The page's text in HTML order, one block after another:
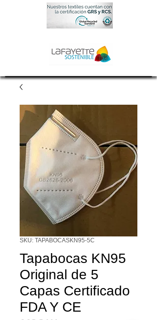
SKU: TAPABOCASKN95-5C
Tapabocas KN95
Original de 5
Capas Certificado
FDA Y CE